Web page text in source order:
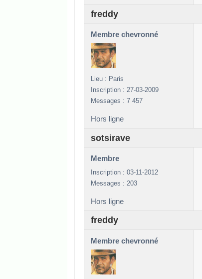
freddy
Membre chevronné
Lieu : Paris
Inscription : 27-03-2009
Messages : 7 457
Hors ligne
sotsirave
Membre
Inscription : 03-11-2012
Messages : 203
Hors ligne
freddy
Membre chevronné